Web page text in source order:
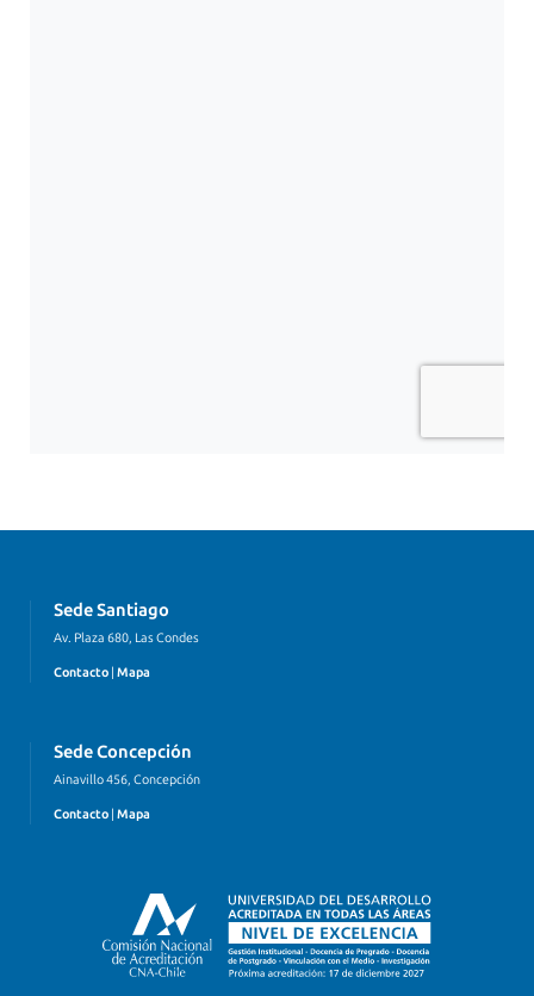
Sede Santiago
Av. Plaza 680, Las Condes
Contacto Mapa
Sede Concepción
Ainavillo 456, Concepción
Contacto | Mapa